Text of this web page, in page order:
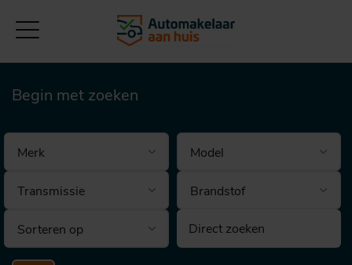
Begin met zoeken
Brandstof